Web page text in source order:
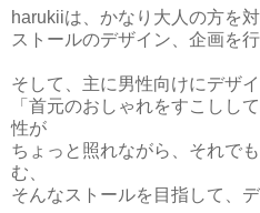
harukiiは、かなり大人の方を
ストールのデザイン、企画を行
そして、主に男性向けにデザ
「首元のおしゃれをすこしし
性が
ちょっと照れながら、それで
む、
そんなストールを目指して、